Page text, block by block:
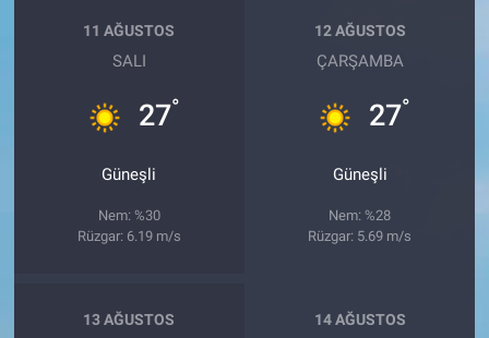
11 AĞUSTOS
SALI
27°
Güneşli
Nem: %30
Rüzgar: 6.19 m/s
12 AĞUSTOS
ÇARŞAMBA
27°
Güneşli
Nem: %28
Rüzgar: 5.69 m/s
13 AĞUSTOS 14 AĞUSTOS